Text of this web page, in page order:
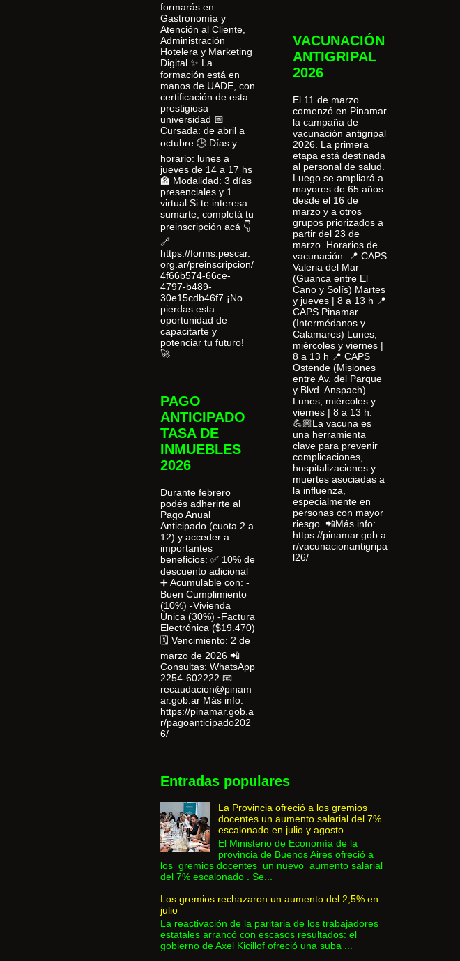
formarás en:
Gastronomía y
Atención al Cliente,
Administración
Hotelera y Marketing
Digital ✨ La
formación está en
manos de UADE, con
certificación de esta
prestigiosa
universidad 📅
Cursada: de abril a
octubre 🕒 Días y
horario: lunes a
jueves de 14 a 17 hs
🏫 Modalidad: 3 días
presenciales y 1
virtual Si te interesa
sumarte, completá tu
preinscripción acá 👇
🔗
https://forms.pescar.
org.ar/preinscripcion/
4f66b574-66ce-
4797-b489-
30e15cdb46f7 ¡No
pierdas esta
oportunidad de
capacitarte y
potenciar tu futuro!
🚀
PAGO
ANTICIPADO
TASA DE
INMUEBLES
2026
Durante febrero
podés adherirte al
Pago Anual
Anticipado (cuota 2 a
12) y acceder a
importantes
beneficios: ✅ 10% de
descuento adicional
➕ Acumulable con: -
Buen Cumplimiento
(10%) -Vivienda
Única (30%) -Factura
Electrónica ($19.470)
🗓 Vencimiento: 2 de
marzo de 2026 📲
Consultas: WhatsApp
2254-602222 📧
recaudacion@pinam
ar.gob.ar Más info:
https://pinamar.gob.a
r/pagoanticipado202
6/
VACUNACIÓN
ANTIGRIPAL
2026
El 11 de marzo
comenzó en Pinamar
la campaña de
vacunación antigripal
2026. La primera
etapa está destinada
al personal de salud.
Luego se ampliará a
mayores de 65 años
desde el 16 de
marzo y a otros
grupos priorizados a
partir del 23 de
marzo. Horarios de
vacunación: 📍 CAPS
Valeria del Mar
(Guanca entre El
Cano y Solís) Martes
y jueves | 8 a 13 h 📍
CAPS Pinamar
(Intermédanos y
Calamares) Lunes,
miércoles y viernes |
8 a 13 h 📍 CAPS
Ostende (Misiones
entre Av. del Parque
y Blvd. Anspach)
Lunes, miércoles y
viernes | 8 a 13 h.
💪🏼La vacuna es
una herramienta
clave para prevenir
complicaciones,
hospitalizaciones y
muertes asociadas a
la influenza,
especialmente en
personas con mayor
riesgo. 📲Más info:
https://pinamar.gob.a
r/vacunacionantigripa
l26/
Entradas populares
La Provincia ofreció a los gremios
docentes un aumento salarial del 7%
escalonado en julio y agosto
El Ministerio de Economía de la
provincia de Buenos Aires ofreció a
los gremios docentes un nuevo aumento salarial
del 7% escalonado . Se...
Los gremios rechazaron un aumento del 2,5% en
julio
La reactivación de la paritaria de los trabajadores
estatales arrancó con escasos resultados: el
gobierno de Axel Kicillof ofreció una suba ...